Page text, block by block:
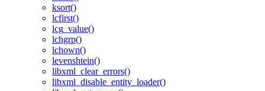
ksort()
lcfirst()
lcg_value()
lchgrp()
lchown()
levenshtein()
libxml_clear_errors()
libxml_disable_entity_loader()